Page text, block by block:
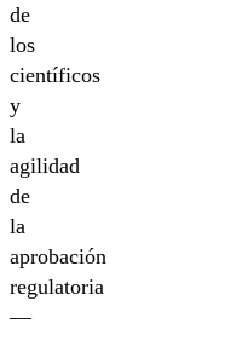
de
los
científicos
y
la
agilidad
de
la
aprobación
regulatoria
—